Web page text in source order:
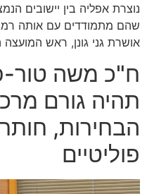
נוצרת אפליה בין יישובים
שהם מתמודדים עם אותה רמת
אושרת גני גונן, ראש המועצה
ח"כ משה טור-
תהיה גורם
הבחירות,
פוליטיים